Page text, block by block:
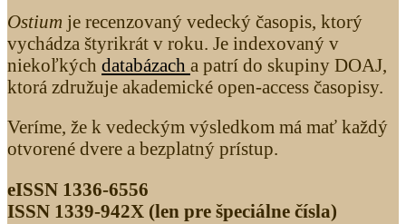
Ostium je recenzovaný vedecký časopis, ktorý
vychádza štyrikrát v roku. Je indexovaný v
niekoľkých databázach a patrí do skupiny DOAJ,
ktorá združuje akademické open-access časopisy.
Veríme, že k vedeckým výsledkom má mať každý
otvorené dvere a bezplatný prístup.
eISSN 1336-6556
ISSN 1339­-942X (len pre špeciálne čísla)